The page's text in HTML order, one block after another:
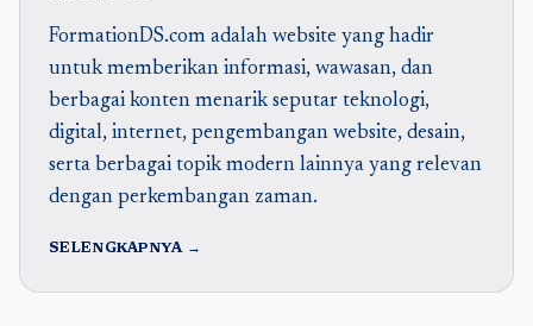
FormationDS.com adalah website yang hadir
untuk memberikan informasi, wawasan, dan
berbagai konten menarik seputar teknologi,
digital, internet, pengembangan website, desain,
serta berbagai topik modern lainnya yang relevan
dengan perkembangan zaman.
SELENGKAPNYA →